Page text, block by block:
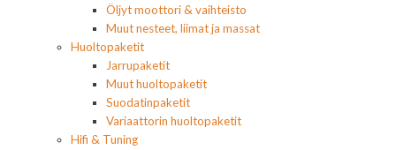
Öljyt moottori & vaihteisto
Muut nesteet, liimat ja massat
Huoltopaketit
Jarrupaketit
Muut huoltopaketit
Suodatinpaketit
Variaattorin huoltopaketit
Hifi & Tuning